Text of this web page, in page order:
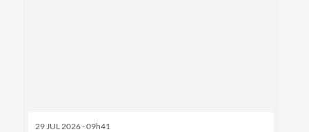
29 JUL 2026 - 09h41